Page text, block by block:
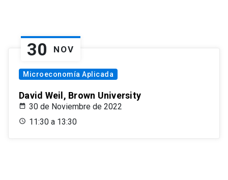
30 NOV
Microeconomía Aplicada
David Weil, Brown University
30 de Noviembre de 2022
11:30 a 13:30